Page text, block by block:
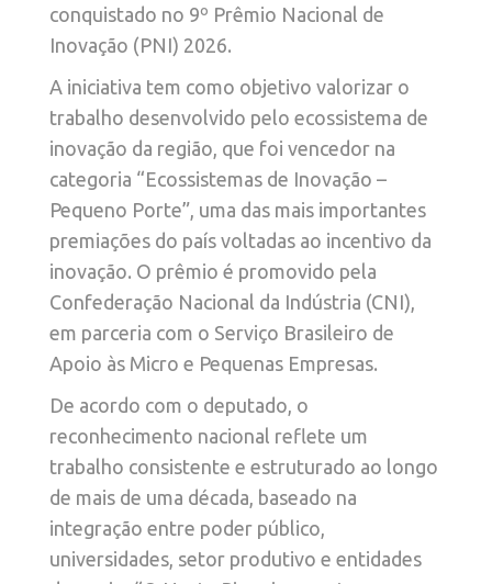
conquistado no 9º Prêmio Nacional de
Inovação (PNI) 2026.
A iniciativa tem como objetivo valorizar o
trabalho desenvolvido pelo ecossistema de
inovação da região, que foi vencedor na
categoria “Ecossistemas de Inovação –
Pequeno Porte”, uma das mais importantes
premiações do país voltadas ao incentivo da
inovação. O prêmio é promovido pela
Confederação Nacional da Indústria (CNI),
em parceria com o Serviço Brasileiro de
Apoio às Micro e Pequenas Empresas.
De acordo com o deputado, o
reconhecimento nacional reflete um
trabalho consistente e estruturado ao longo
de mais de uma década, baseado na
integração entre poder público,
universidades, setor produtivo e entidades